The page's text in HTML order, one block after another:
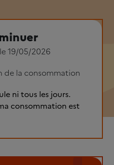
19/05/2026
la consommation
ni tous les jours.
consommation est